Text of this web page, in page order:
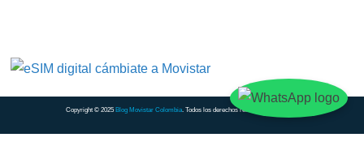
Copyright © 2025 Blog Movistar Colombia. Todos los derechos reservados.